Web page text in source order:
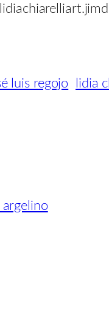
luis regojo lidia